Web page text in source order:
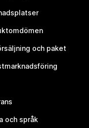
och paket
och språk